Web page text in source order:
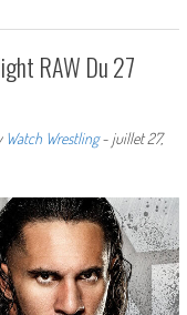
RAW Du 27
Watch Wrestling- juillet 27,